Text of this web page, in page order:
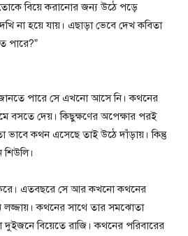
বিয়ে করানোর জন্য উঠে পড়ে
না হয়ে যায়। এছাড়া ভেবে দেখ কবিতা
পারে?”
পারে সে এখনো আসে নি। কথনের
বসতে দেয়। কিছুক্ষণের অপেক্ষার পরই
ভাবে কথন এসেছে তাই উঠে দাঁড়ায়। কিন্তু
করে। এতবছরে সে আর কখনো কথনের
লজ্জায়। কথনের সাথে তার সমঝোতা
বিয়েতে রাজি। কথনের পরিবারের